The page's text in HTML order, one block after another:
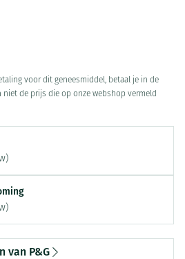
voor dit geneesmiddel, betaal je in de
niet de prijs die op onze webshop vermeld
van P&G